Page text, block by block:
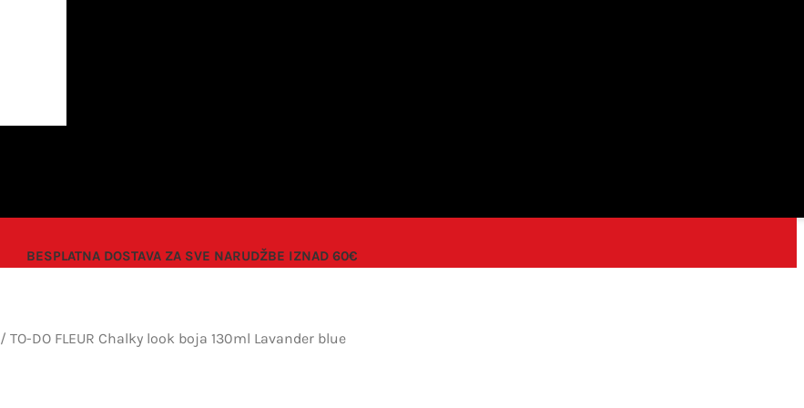
BESPLATNA DOSTAVA ZA SVE NARUDŽBE IZNAD 60€
/ TO-DO FLEUR Chalky look boja 130ml Lavander blue